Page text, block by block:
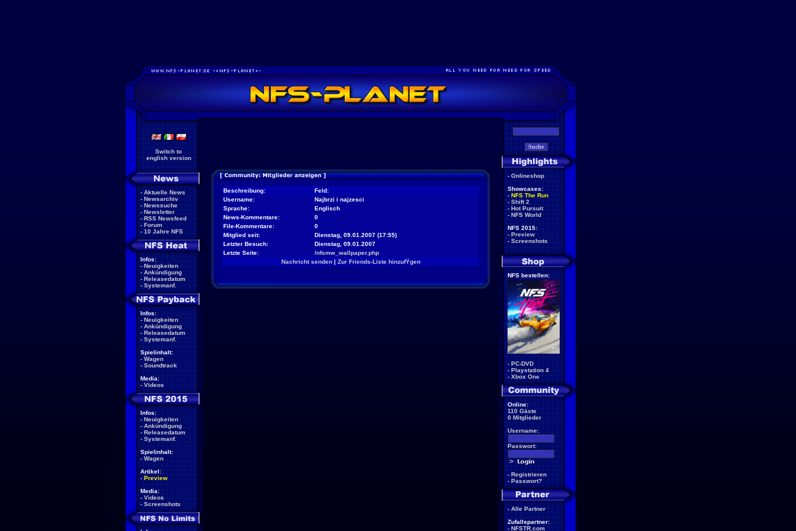
Switch to
english version
- Aktuelle News
- Newsarchiv
- Newssuche
- Newsletter
- RSS Newsfeed
- Forum
- 10 Jahre NFS
Infos:
- Neuigkeiten
- Ankündigung
- Releasedatum
- Systemanf.
Infos:
- Neuigkeiten
- Ankündigung
- Releasedatum
- Systemanf.
Spielinhalt:
- Wagen
- Soundtrack
Media:
- Videos
Infos:
- Neuigkeiten
- Ankündigung
- Releasedatum
- Systemanf.
Spielinhalt:
- Wagen
Artikel:
- Preview
Media:
- Videos
- Screenshots
Beschreibung:
Feld:
Username:
Najbrzi i najzesci
Sprache:
Englisch
News-Kommentare:
0
File-Kommentare:
0
Mitglied seit:
Dienstag, 09.01.2007 (17:55)
Letzter Besuch:
Dienstag, 09.01.2007
Letzte Seite:
/nfsmw_wallpaper.php
Nachricht senden| Zur Friends-Liste hinzufŸgen
- Onlineshop
Showcases:
- NFS The Run
- Shift 2
- Hot Pursuit
- NFS World
NFS 2015:
- Preview
- Screenshots
NFS bestellen:
- PC-DVD
- Playstation 4
- Xbox One
Online:
110 Gäste
0 Mitglieder
Username:
Passwort:
- Registrieren
- Passwort?
- Alle Partner
Zufallspartner:
- NFSTR.com